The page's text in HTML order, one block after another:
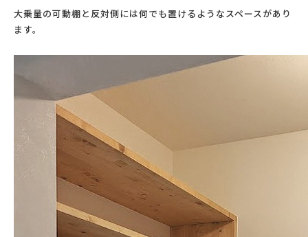
大乗量の可動棚と反対側には何でも置けるようなスペースがあり
ます。